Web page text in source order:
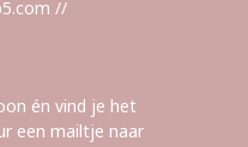
//
én vind je het
een mailtje naar